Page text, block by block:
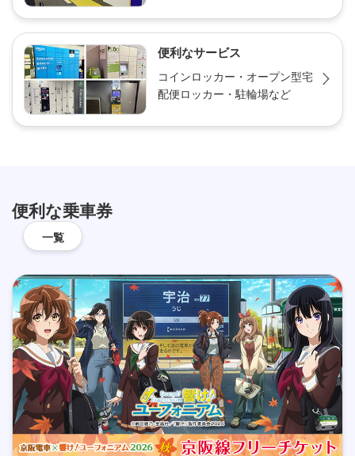
便利なサービス
コインロッカー・オープン型宅
配便ロッカー・駐輪場など
便利な乗車券
一覧